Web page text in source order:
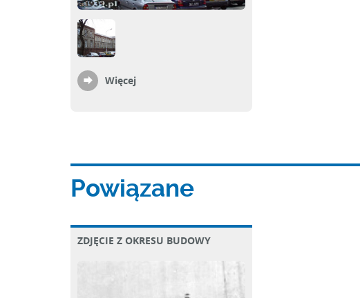
Więcej
Powiązane
ZDJĘCIE Z OKRESU BUDOWY